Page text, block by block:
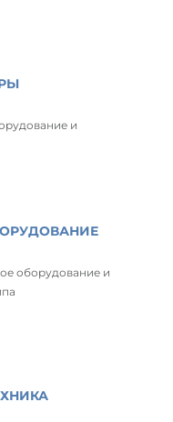
и
оборудование и